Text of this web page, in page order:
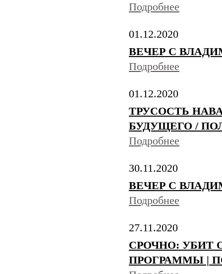
Подробнее
01.12.2020
ВЕЧЕР С
Подробнее
01.12.2020
ТРУСОСТЬ
БУДУЩЕГО /
Подробнее
30.11.2020
ВЕЧЕР С
Подробнее
27.11.2020
СРОЧНО: УБИТ
ПРОГРАММЫ |